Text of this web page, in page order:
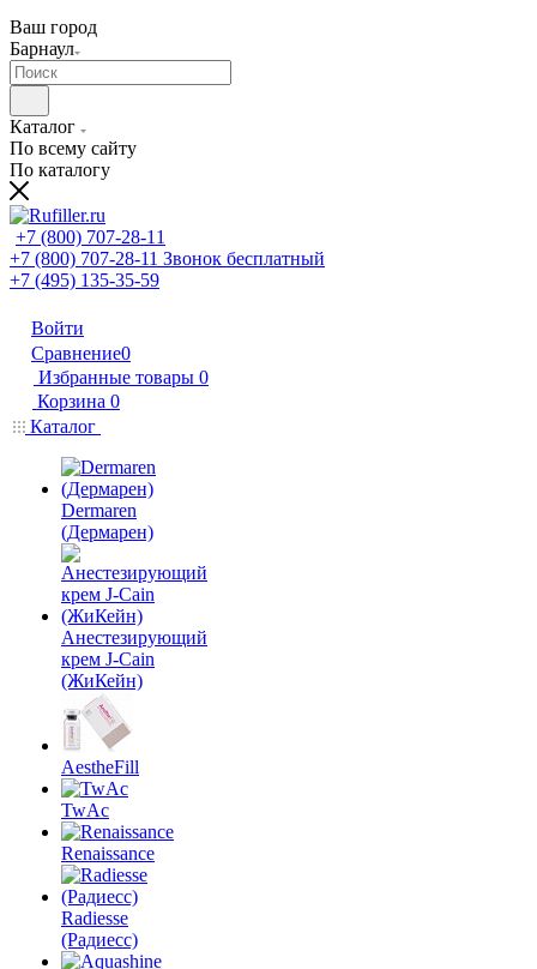
Ваш город
Барнаул
Каталог
По всему сайту
По каталогу
+7 (800) 707-28-11
+7 (800) 707-28-11 Звонок бесплатный
+7 (495) 135-35-59
Войти
Сравнение0
Избранные товары 0
Корзина 0
Каталог
Dermaren
(Дермарен)
Анестезирующий
крем J-Cain
(ЖиКейн)
AestheFill
TwAc
Renaissance
Radiesse
(Радиесс)